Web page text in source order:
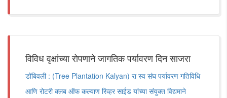
विविध वृक्षांच्या रोपणाने जागतिक पर्यावरण दिन साजरा
डोंबिवली : (Tree Plantation Kalyan) रा स्व संघ पर्यावरण गतिविधि
आणि रोटरी क्लब ऑफ कल्याण रिव्हर साईड यांच्या संयुक्त विद्यमाने